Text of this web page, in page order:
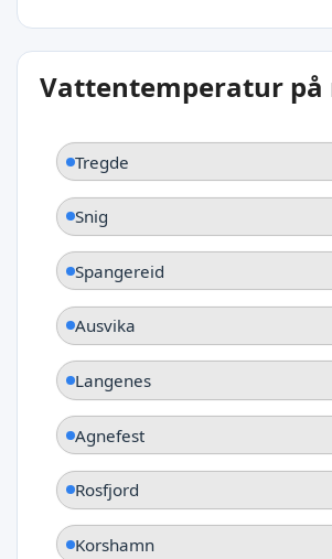
Vattentemperatur
Tregde
Snig
Spangereid
Ausvika
Langenes
Agnefest
Rosfjord
Korshamn